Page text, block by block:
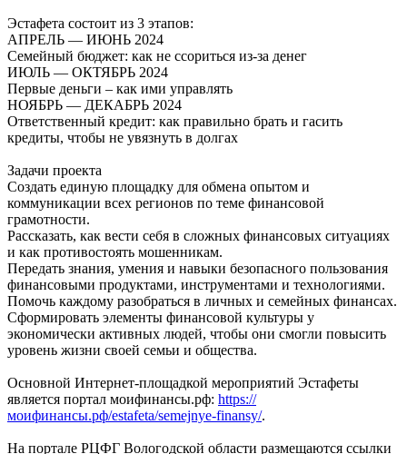
Эстафета состоит из 3 этапов:
АПРЕЛЬ — ИЮНЬ 2024
Семейный бюджет: как не ссориться из-за денег
ИЮЛЬ — ОКТЯБРЬ 2024
Первые деньги – как ими управлять
НОЯБРЬ — ДЕКАБРЬ 2024
Ответственный кредит: как правильно брать и гасить
кредиты, чтобы не увязнуть в долгах
Задачи проекта
Создать единую площадку для обмена опытом и
коммуникации всех регионов по теме финансовой
грамотности.
Рассказать, как вести себя в сложных финансовых ситуациях
и как противостоять мошенникам.
Передать знания, умения и навыки безопасного пользования
финансовыми продуктами, инструментами и технологиями.
Помочь каждому разобраться в личных и семейных финансах.
Сформировать элементы финансовой культуры у
экономически активных людей, чтобы они смогли повысить
уровень жизни своей семьи и общества.
Основной Интернет-площадкой мероприятий Эстафеты
является портал моифинансы.рф: https://
моифинансы.рф/estafeta/semejnye-finansy/.
На портале РЦФГ Вологодской области размещаются ссылки